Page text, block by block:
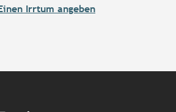
Irrtum angeben